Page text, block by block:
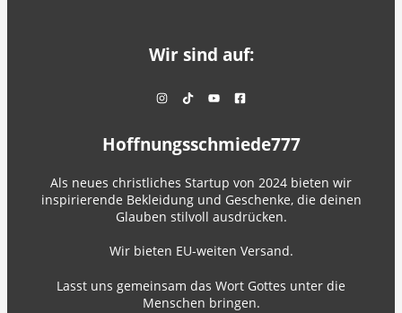
Wir sind auf:
Hoffnungsschmiede777
Als neues christliches Startup von 2024 bieten wir
inspirierende Bekleidung und Geschenke, die deinen
Glauben stilvoll ausdrücken.
Wir bieten EU-weiten Versand.
Lasst uns gemeinsam das Wort Gottes unter die
Menschen bringen.